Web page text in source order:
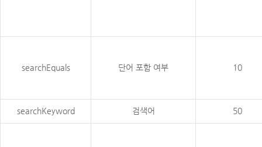
searchEquals 단어 포함 여부 10
searchKeyword 검색어 50